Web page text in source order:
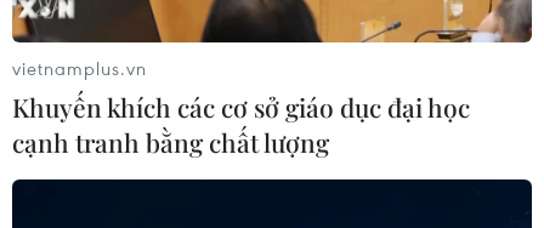
Hỗ trợ tài chính cho nhân viên y tế tuyến
vietnamplus.vn
Khuyến khích các cơ sở giáo dục đại học
cạnh tranh bằng chất lượng